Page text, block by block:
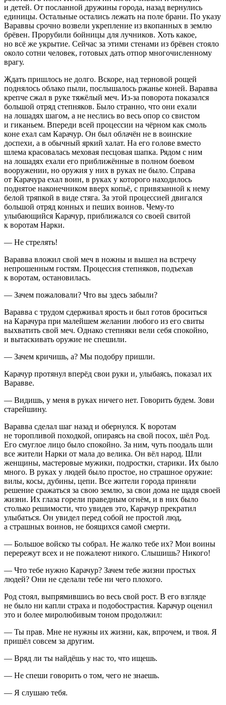
и детей. От посланной дружины города, назад вернулись
единицы. Остальные остались лежать на поле брани. По указу
Вараввы срочно возвели укрепление из вкопанных в землю
брёвен. Прорубили бойницы для лучников. Хоть какое,
но всё же укрытие. Сейчас за этими стенами из брёвен стояло
около сотни человек, готовых дать отпор многочисленному
врагу.
Ждать пришлось не долго. Вскоре, над терновой рощей
поднялось облако пыли, послышалось ржанье коней. Варавва
крепче сжал в руке тяжёлый меч. Из-за поворота показался
большой отряд степняков. Было странно, что они ехали
на лошадях шагом, а не неслись во весь опор со свистом
и гиканьем. Впереди всей процессии на чёрном как смоль
коне ехал сам Карачур. Он был облачён не в воинские
доспехи, а в обычный яркий халат. На его голове вместо
шлема красовалась меховая песцовая шапка. Рядом с ним
на лошадях ехали его приближённые в полном боевом
вооружении, но оружия у них в руках не было. Справа
от Карачура ехал воин, в руках у которого находилось
поднятое наконечником вверх копьё, с привязанной к нему
белой тряпкой в виде стяга. За этой процессией двигался
большой отряд конных и пеших воинов. Чему-то
улыбающийся Карачур, приближался со своей свитой
к воротам Нарки.
— Не стрелять!
Варавва вложил свой меч в ножны и вышел на встречу
непрошенным гостям. Процессия степняков, подъехав
к воротам, остановилась.
— Зачем пожаловали? Что вы здесь забыли?
Варавва с трудом сдерживал ярость и был готов броситься
на Карачура при малейшем желании любого из его свиты
выхватить свой меч. Однако степняки вели себя спокойно,
и вытаскивать оружие не спешили.
— Зачем кричишь, а? Мы подобру пришли.
Карачур протянул вперёд свои руки и, улыбаясь, показал их
Варавве.
— Видишь, у меня в руках ничего нет. Говорить будем. Зови
старейшину.
Варавва сделал шаг назад и обернулся. К воротам
не торопливой походкой, опираясь на свой посох, шёл Род.
Его смуглое лицо было спокойно. За ним, чуть поодаль шли
все жители Нарки от мала до велика. Он вёл народ. Шли
женщины, мастеровые мужики, подростки, старики. Их было
много. В руках у людей было простое, но страшное оружие:
вилы, косы, дубины, цепи. Все жители города приняли
решение сражаться за свою землю, за свои дома не щадя своей
жизни. Их глаза горели праведным огнём, и в них было
столько решимости, что увидев это, Карачур прекратил
улыбаться. Он увидел перед собой не простой люд,
а страшных воинов, не боящихся самой смерти.
— Большое войско ты собрал. Не жалко тебе их? Мои воины
перережут всех и не пожалеют никого. Слышишь? Никого!
— Что тебе нужно Карачур? Зачем тебе жизни простых
людей? Они не сделали тебе ни чего плохого.
Род стоял, выпрямившись во весь свой рост. В его взгляде
не было ни капли страха и подобострастия. Карачур оценил
это и более миролюбивым тоном продолжил:
— Ты прав. Мне не нужны их жизни, как, впрочем, и твоя. Я
пришёл совсем за другим.
— Вряд ли ты найдёшь у нас то, что ищешь.
— Не спеши говорить о том, чего не знаешь.
— Я слушаю тебя.